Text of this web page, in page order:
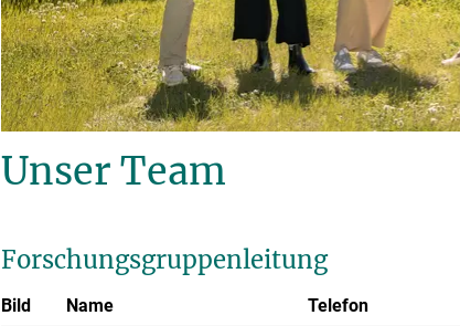
Unser Team
Forschungsgruppenleitung
Bild Name Telefon